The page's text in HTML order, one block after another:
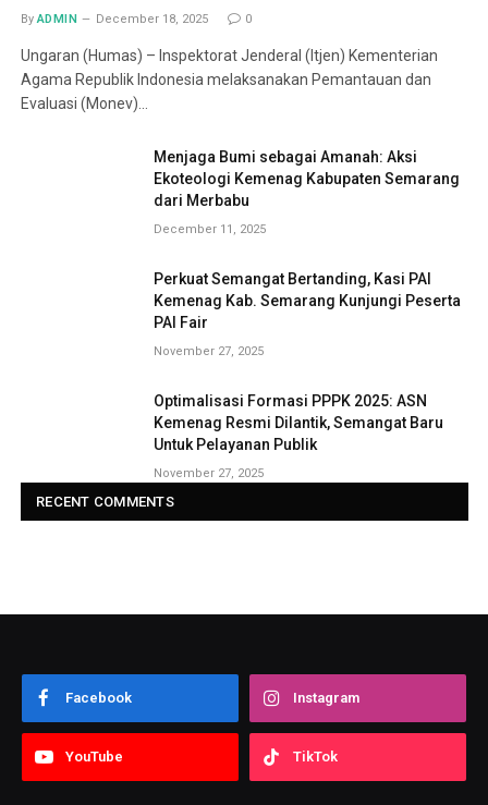
By ADMIN December 18, 2025 0
Ungaran (Humas) – Inspektorat Jenderal (Itjen) Kementerian
Agama Republik Indonesia melaksanakan Pemantauan dan
Evaluasi (Monev)…
Menjaga Bumi sebagai Amanah: Aksi
Ekoteologi Kemenag Kabupaten Semarang
dari Merbabu
December 11, 2025
Perkuat Semangat Bertanding, Kasi PAI
Kemenag Kab. Semarang Kunjungi Peserta
PAI Fair
November 27, 2025
Optimalisasi Formasi PPPK 2025: ASN
Kemenag Resmi Dilantik, Semangat Baru
Untuk Pelayanan Publik
November 27, 2025
RECENT COMMENTS
Facebook Instagram
YouTube TikTok